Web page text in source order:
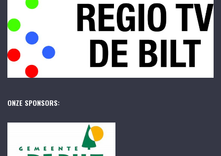
ONZE SPONSORS: